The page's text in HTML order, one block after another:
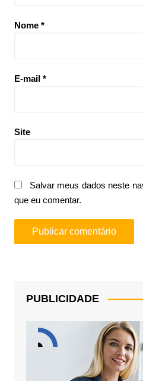
Nome *
E-mail *
Site
Salvar meus dados neste
que eu comentar.
PUBLICIDADE